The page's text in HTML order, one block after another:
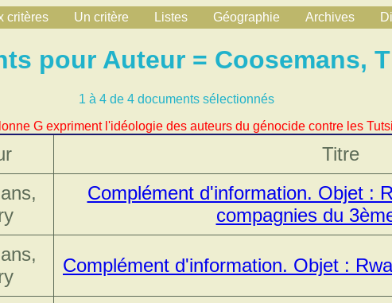
critères Un critère Listes Géographie Archives
pour Auteur = Coosemans,
1 à 4 de 4 documents sélectionnés
G expriment l'idéologie des auteurs du génocide contre les
Titre
Complément d'information. Objet :
compagnies du
Complément d'information. Objet :